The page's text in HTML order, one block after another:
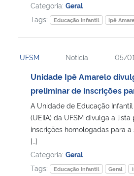
Categoria: Geral
Tags:
Educação Infantil Ipê
UFSM Notícia 05/
Unidade Ipê Amarelo
preliminar de inscrições
A Unidade de Educação
(UEIIA) da UFSM divulga a
inscrições homologadas para
[…]
Categoria: Geral
Tags:
Educação Infantil Geral